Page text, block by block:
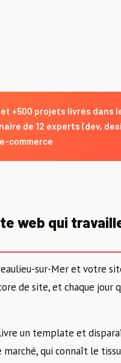
+500 projets livrés dans
de 12 experts (dev,
commerce
web qui
sur-Mer et votre
de site, et chaque jour
un template et
qui connaît le tissu